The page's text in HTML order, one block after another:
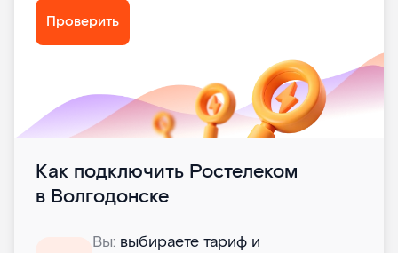
Проверить
Как подключить Ростелеком
в Волгодонске
Вы: выбираете тариф и